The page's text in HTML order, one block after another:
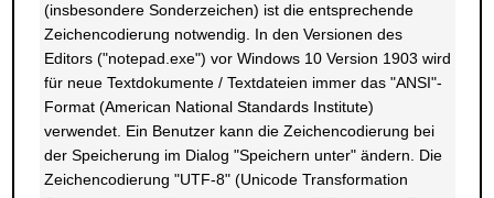
(insbesondere Sonderzeichen) ist die entsprechende
Zeichencodierung notwendig. In den Versionen des
Editors ("notepad.exe") vor Windows 10 Version 1903 wird
für neue Textdokumente / Textdateien immer das "ANSI"-
Format (American National Standards Institute)
verwendet. Ein Benutzer kann die Zeichencodierung bei
der Speicherung im Dialog "Speichern unter" ändern. Die
Zeichencodierung "UTF-8" (Unicode Transformation